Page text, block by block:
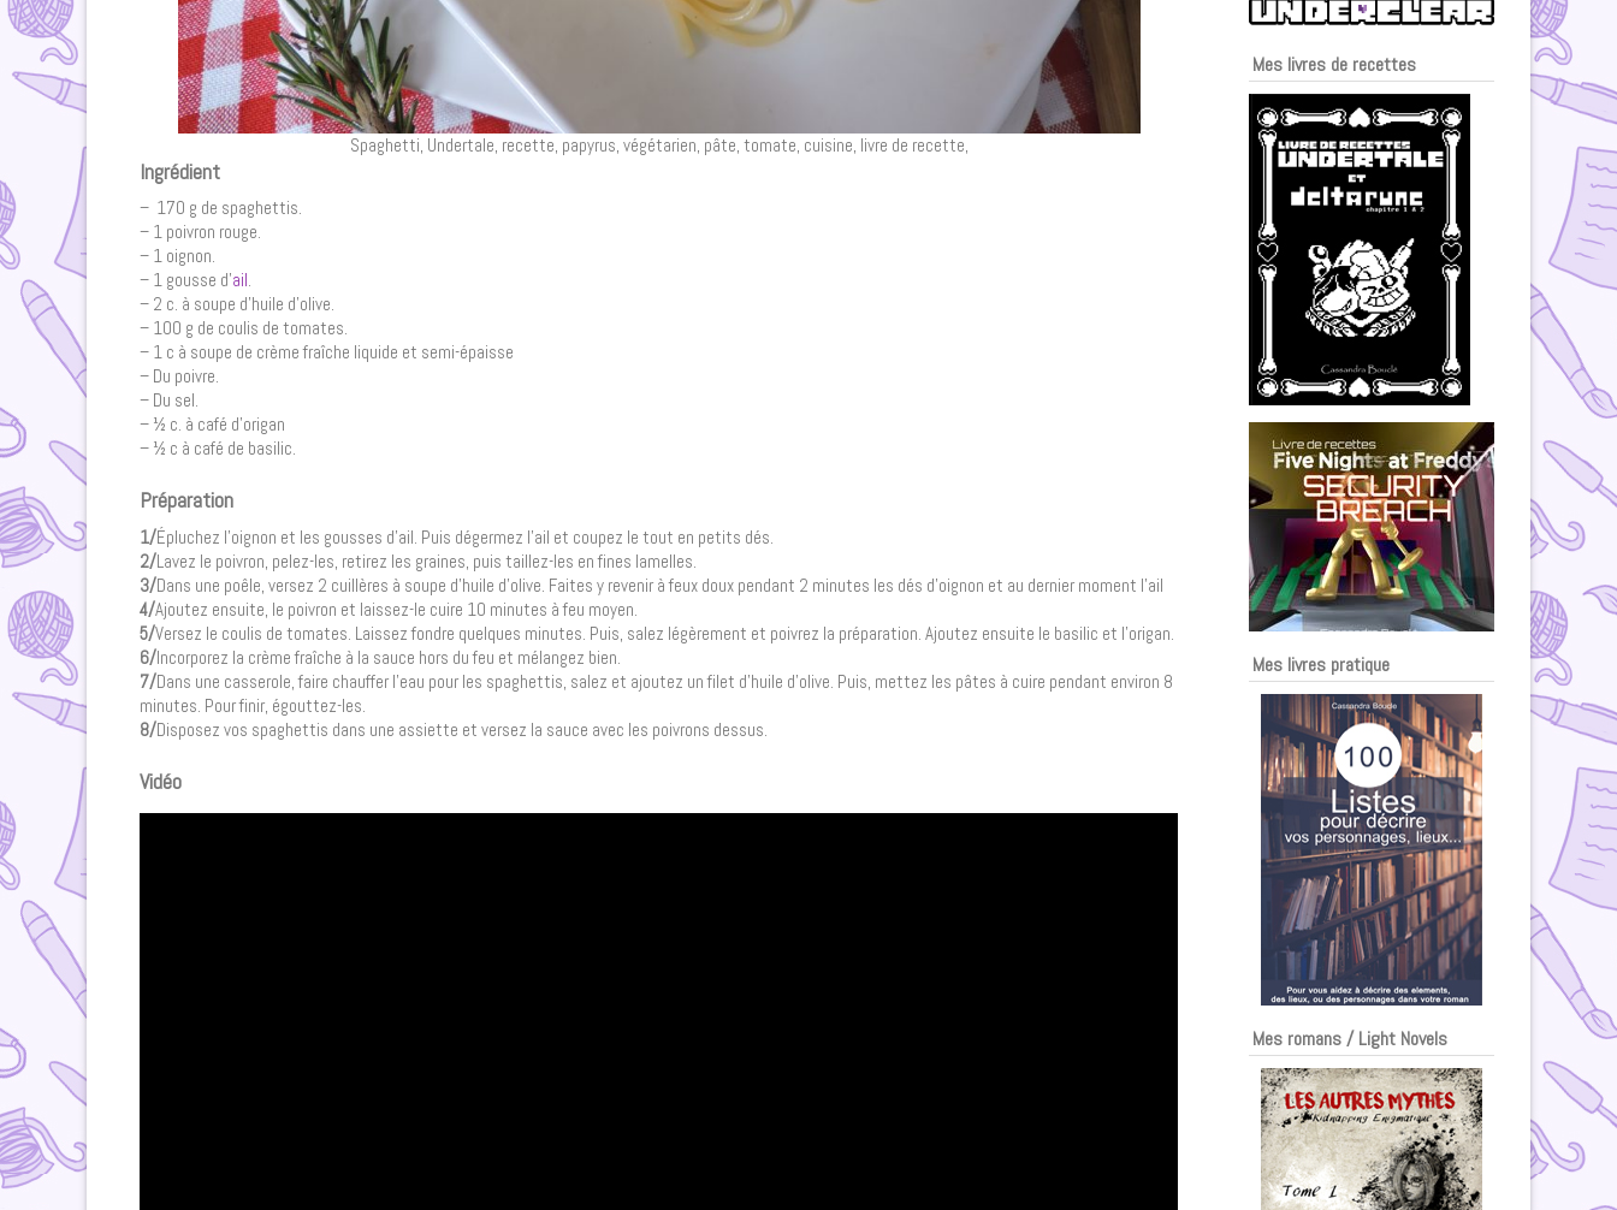
Spaghetti, Undertale, recette, papyrus, végétarien, pâte, tomate, cuisine, livre de recette,
Ingrédient
– 170 g de spaghettis.
– 1 poivron rouge.
– 1 oignon.
– 1 gousse d’ail.
– 2 c. à soupe d’huile d’olive.
– 100 g de coulis de tomates.
– 1 c à soupe de crème fraîche liquide et semi-épaisse
– Du poivre.
– Du sel.
– ½ c. à café d’origan
– ½ c à café de basilic.
Préparation
1/Épluchez l’oignon et les gousses d’ail. Puis dégermez l’ail et coupez le tout en petits dés.
2/Lavez le poivron, pelez-les, retirez les graines, puis taillez-les en fines lamelles.
3/Dans une poêle, versez 2 cuillères à soupe d’huile d’olive. Faites y revenir à feux doux pendant 2 minutes les dés d’oignon et au dernier moment l’ail
4/Ajoutez ensuite, le poivron et laissez-le cuire 10 minutes à feu moyen.
5/Versez le coulis de tomates. Laissez fondre quelques minutes. Puis, salez légèrement et poivrez la préparation. Ajoutez ensuite le basilic et l’origan.
6/Incorporez la crème fraîche à la sauce hors du feu et mélangez bien.
7/Dans une casserole, faire chauffer l’eau pour les spaghettis, salez et ajoutez un filet d’huile d’olive. Puis, mettez les pâtes à cuire pendant environ 8
minutes. Pour finir, égouttez-les.
8/Disposez vos spaghettis dans une assiette et versez la sauce avec les poivrons dessus.
Vidéo
Mes livres de recettes
Mes livres pratique
Mes romans / Light Novels